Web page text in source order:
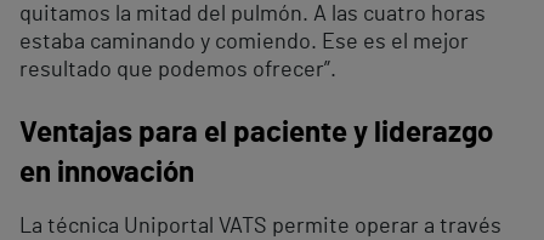
quitamos la mitad del pulmón. A las cuatro horas
estaba caminando y comiendo. Ese es el mejor
resultado que podemos ofrecer”.
Ventajas para el paciente y liderazgo
en innovación
La técnica Uniportal VATS permite operar a través